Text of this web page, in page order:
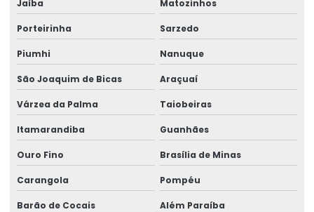
Jaíba Matozinhos
Porteirinha Sarzedo
Piumhi Nanuque
São Joaquim de Bicas Araçuaí
Várzea da Palma Taiobeiras
Itamarandiba Guanhães
Ouro Fino Brasília de Minas
Carangola Pompéu
Barão de Cocais Além Paraíba